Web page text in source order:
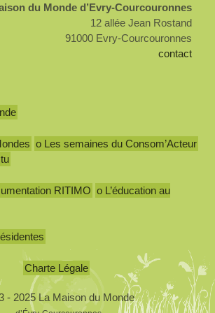
du Monde d’Evry-Courcouronnes
12 allée Jean Rostand
91000 Evry-Courcouronnes
contact
o Les semaines du Consom’Acteur
RITIMO o L’éducation au
Charte Légale
- 2025 La Maison du Monde